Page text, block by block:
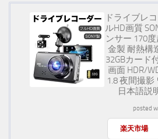
ドライブレ
ルHD画質
ンサー 170
金製 耐熱構
32GBカード
画面 HDR/
1.8 夜間撮
日本語説
posted
楽天市場